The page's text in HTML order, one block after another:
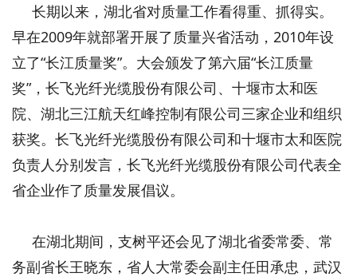
长期以来，湖北省对质量工作看得重、抓得实。
早在2009年就部署开展了质量兴省活动，2010年设
立了“长江质量奖”。大会颁发了第六届“长江质量
奖”，长飞光纤光缆股份有限公司、十堰市太和医
院、湖北三江航天红峰控制有限公司三家企业和组织
获奖。长飞光纤光缆股份有限公司和十堰市太和医院
负责人分别发言，长飞光纤光缆股份有限公司代表全
省企业作了质量发展倡议。
在湖北期间，支树平还会见了湖北省委常委、常
务副省长王晓东，省人大常委会副主任田承忠，武汉